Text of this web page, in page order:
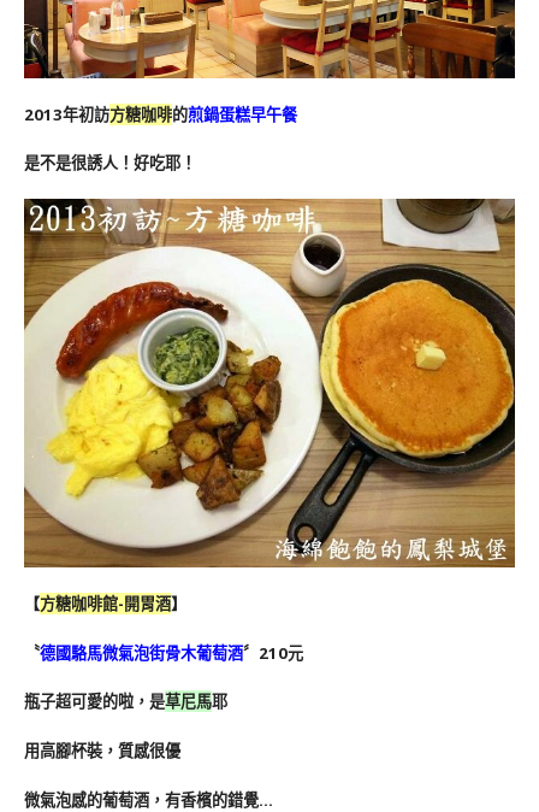
2013年初訪方糖咖啡的煎鍋蛋糕早午餐
是不是很誘人！好吃耶！
【方糖咖啡館-開胃酒】
〝德國駱馬微氣泡街骨木葡萄酒〞210元
瓶子超可愛的啦，是草尼馬耶
用高腳杯裝，質感很優
微氣泡感的葡萄酒，有香檳的錯覺…